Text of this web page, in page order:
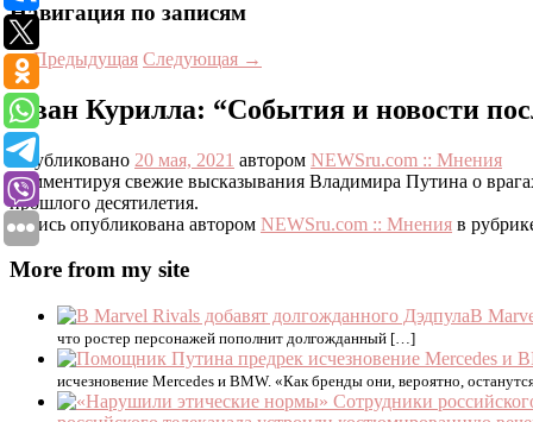
Навигация по записям
←Предыдущая Следующая →
Иван Курилла: “События и новости
Опубликовано 20 мая, 2021 автором NEWSru.com :: Мнения
Комментируя свежие высказывания Владимира Путина о
прошлого десятилетия.
Запись опубликована автором NEWSru.com :: Мнения в
More from my site
В
что ростер персонажей пополнит долгожданный […]
исчезновение Mercedes и BMW. «Как бренды они, вероятно,